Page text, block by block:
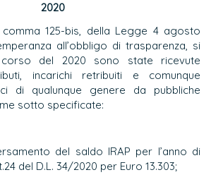
2020
comma 125-bis, della Legge 4 agosto
all’obbligo di trasparenza, si
del 2020 sono state ricevute
incarichi retribuiti e comunque
di qualunque genere da pubbliche
sotto specificate:
del saldo IRAP per l’anno di
del D.L. 34/2020 per Euro 13.303;